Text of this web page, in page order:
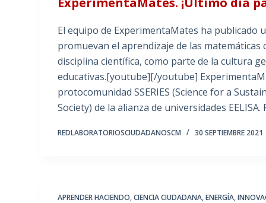
El equipo de ExperimentaMates ha
promuevan el aprendizaje de las
disciplina científica, como parte de la cultura
educativas.[youtube][/youtube]
protocomunidad SSERIES (Science for a
Society) de la alianza de universidades
REDLABORATORIOSCIUDADANOSCM 30 SEPTIEMBRE 2021
APRENDER HACIENDO,CIENCIA CIUDADANA,ENERGÍA,